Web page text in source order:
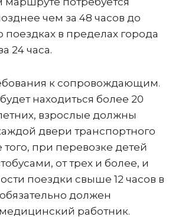
чем за 48 часов до
поездках в пределах города
24 часа.
к сопровождающим.
находиться более 20
взрослые должны
двери транспортного
при перевозке детей
от трех и более, и
поездки свыше 12 часов в
должен
медицинский работник.